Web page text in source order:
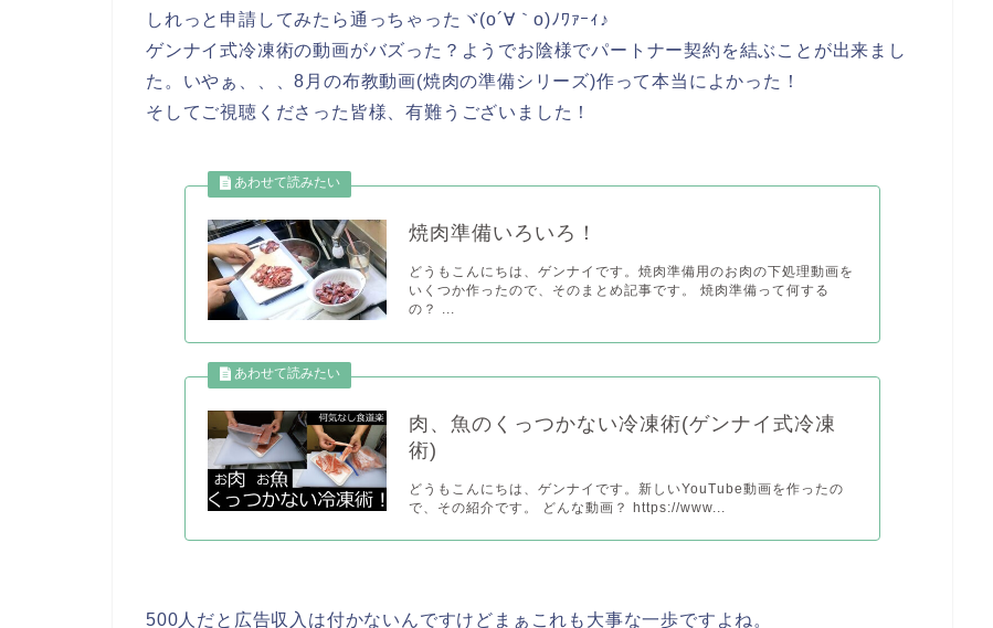
しれっと申請してみたら通っちゃったヾ(o´∀｀o)ﾉﾜｧｰｨ♪
ゲンナイ式冷凍術の動画がバズった？ようでお陰様でパートナー契約を結ぶことが出来まし
た。いやぁ、、、8月の布教動画(焼肉の準備シリーズ)作って本当によかった！
そしてご視聴くださった皆様、有難うございました！
焼肉準備いろいろ！
どうもこんにちは、ゲンナイです。焼肉準備用のお肉の下処理動画を
いくつか作ったので、そのまとめ記事です。 焼肉準備って何する
の？ ...
肉、魚のくっつかない冷凍術(ゲンナイ式冷凍
術)
どうもこんにちは、ゲンナイです。新しいYouTube動画を作ったの
で、その紹介です。 どんな動画？ https://www...
500人だと広告収入は付かないんですけどまぁこれも大事な一歩ですよね。